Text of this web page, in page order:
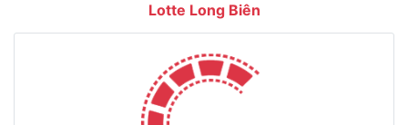
Lotte Long Biên